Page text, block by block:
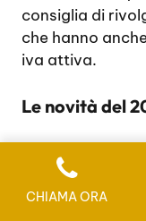
consiglia di
che hanno
iva attiva.
Le novità del
Già nel 2010
come la lunetta
è preferito
CHIAMA ORA